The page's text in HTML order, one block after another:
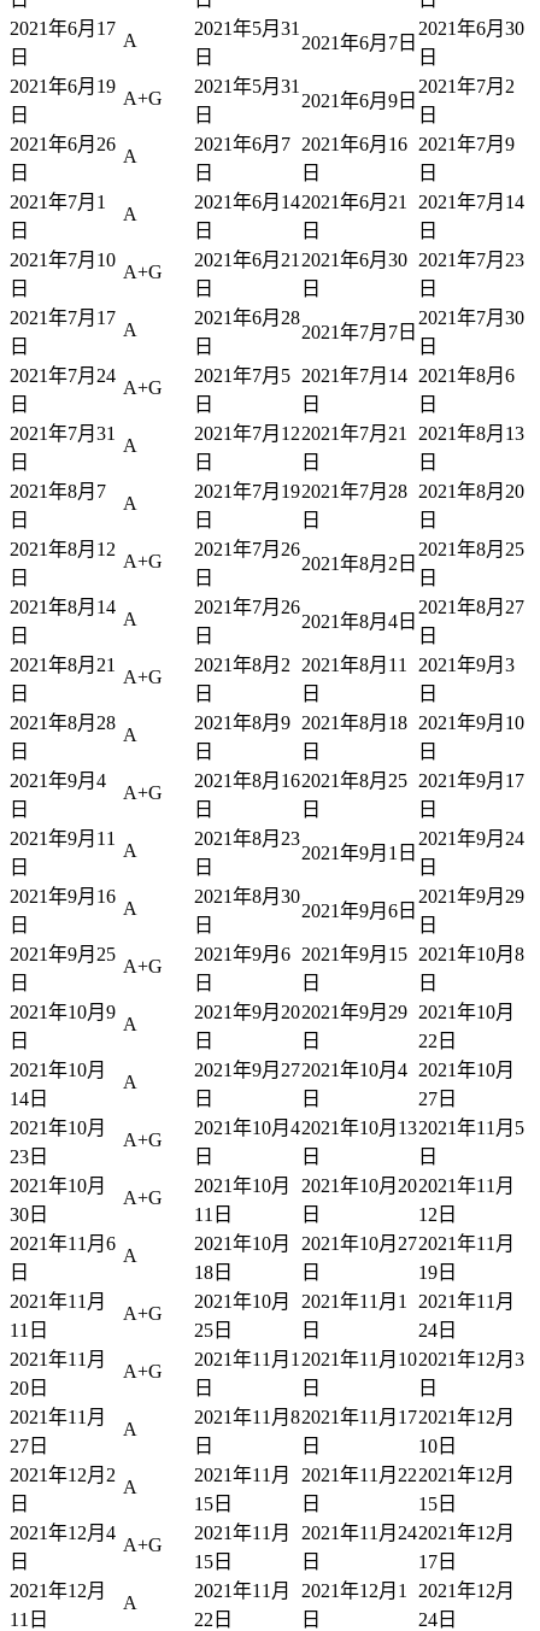
2021年6月17
日
A
2021年5月31
日
2021年6月7日
2021年6月30
日
2021年6月19
日
A+G
2021年5月31
日
2021年6月9日
2021年7月2
日
2021年6月26
日
A
2021年6月7
日
2021年6月16
日
2021年7月9
日
2021年7月1
日
A
2021年6月14
日
2021年6月21
日
2021年7月14
日
2021年7月10
日
A+G
2021年6月21
日
2021年6月30
日
2021年7月23
日
2021年7月17
日
A
2021年6月28
日
2021年7月7日
2021年7月30
日
2021年7月24
日
A+G
2021年7月5
日
2021年7月14
日
2021年8月6
日
2021年7月31
日
A
2021年7月12
日
2021年7月21
日
2021年8月13
日
2021年8月7
日
A
2021年7月19
日
2021年7月28
日
2021年8月20
日
2021年8月12
日
A+G
2021年7月26
日
2021年8月2日
2021年8月25
日
2021年8月14
日
A
2021年7月26
日
2021年8月4日
2021年8月27
日
2021年8月21
日
A+G
2021年8月2
日
2021年8月11
日
2021年9月3
日
2021年8月28
日
A
2021年8月9
日
2021年8月18
日
2021年9月10
日
2021年9月4
日
A+G
2021年8月16
日
2021年8月25
日
2021年9月17
日
2021年9月11
日
A
2021年8月23
日
2021年9月1日
2021年9月24
日
2021年9月16
日
A
2021年8月30
日
2021年9月6日
2021年9月29
日
2021年9月25
日
A+G
2021年9月6
日
2021年9月15
日
2021年10月8
日
2021年10月9
日
A
2021年9月20
日
2021年9月29
日
2021年10月
22日
2021年10月
14日
A
2021年9月27
日
2021年10月4
日
2021年10月
27日
2021年10月
23日
A+G
2021年10月4
日
2021年10月13
日
2021年11月5
日
2021年10月
30日
A+G
2021年10月
11日
2021年10月20
日
2021年11月
12日
2021年11月6
日
A
2021年10月
18日
2021年10月27
日
2021年11月
19日
2021年11月
11日
A+G
2021年10月
25日
2021年11月1
日
2021年11月
24日
2021年11月
20日
A+G
2021年11月1
日
2021年11月10
日
2021年12月3
日
2021年11月
27日
A
2021年11月8
日
2021年11月17
日
2021年12月
10日
2021年12月2
日
A
2021年11月
15日
2021年11月22
日
2021年12月
15日
2021年12月4
日
A+G
2021年11月
15日
2021年11月24
日
2021年12月
17日
2021年12月
11日
A
2021年11月
22日
2021年12月1
日
2021年12月
24日